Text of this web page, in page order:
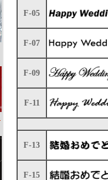
F-05
F-07
F-09
F-11
F-13
F-15